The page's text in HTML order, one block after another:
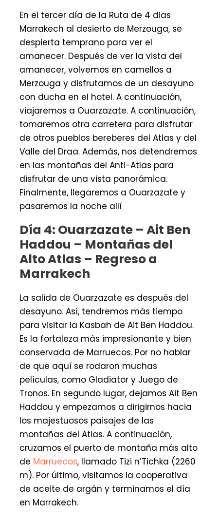
En el tercer día de la Ruta de 4 dias
Marrakech al desierto de Merzouga, se
despierta temprano para ver el
amanecer. Después de ver la vista del
amanecer, volvemos en camellos a
Merzouga y disfrutamos de un desayuno
con ducha en el hotel. A continuación,
viajaremos a Ouarzazate. A continuación,
tomaremos otra carretera para disfrutar
de otros pueblos bereberes del Atlas y del
Valle del Draa. Además, nos detendremos
en las montañas del Anti-Atlas para
disfrutar de una vista panorámica.
Finalmente, llegaremos a Ouarzazate y
pasaremos la noche allí
Día 4: Ouarzazate – Ait Ben
Haddou – Montañas del
Alto Atlas – Regreso a
Marrakech
La salida de Ouarzazate es después del
desayuno. Así, tendremos más tiempo
para visitar la Kasbah de Ait Ben Haddou.
Es la fortaleza más impresionante y bien
conservada de Marruecos. Por no hablar
de que aquí se rodaron muchas
películas, como Gladiator y Juego de
Tronos. En segundo lugar, dejamos Ait Ben
Haddou y empezamos a dirigirnos hacia
los majestuosos paisajes de las
montañas del Atlas. A continuación,
cruzamos el puerto de montaña más alto
de Marruecos, llamado Tizi n’Tichka (2260
m). Por último, visitamos la cooperativa
de aceite de argán y terminamos el día
en Marrakech.